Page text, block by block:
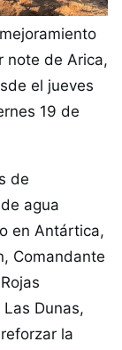
note de Arica,
el jueves
19 de
de
agua
en Antártica,
Comandante
Dunas,
la